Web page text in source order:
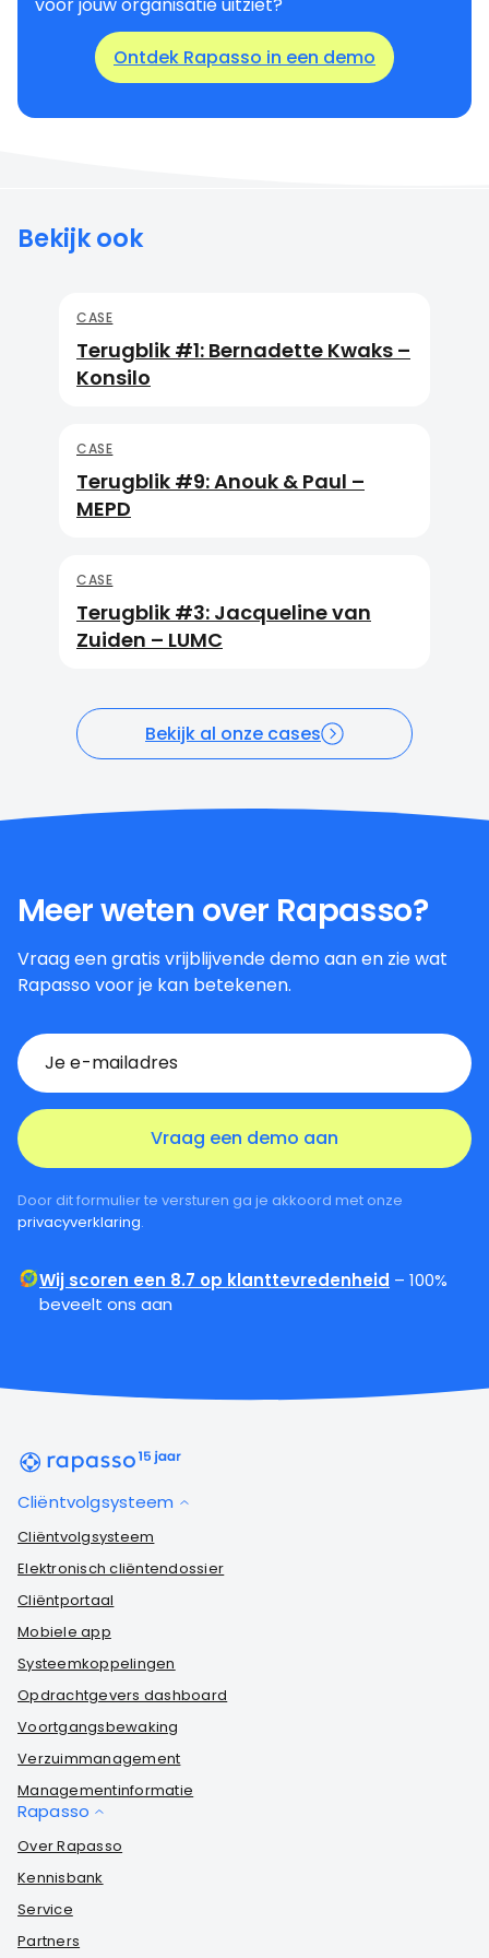
voor jouw organisatie uitziet?
Ontdek Rapasso in een demo
Bekijk ook
CASE
Terugblik #1: Bernadette Kwaks –
Konsilo
CASE
Terugblik #9: Anouk & Paul –
MEPD
CASE
Terugblik #3: Jacqueline van
Zuiden – LUMC
Bekijk al onze cases
Meer weten over Rapasso?
Vraag een gratis vrijblijvende demo aan en zie wat
Rapasso voor je kan betekenen.
Door dit formulier te versturen ga je akkoord met onze
privacyverklaring.
Wij scoren een 8.7 op klanttevredenheid – 100%
beveelt ons aan
Cliëntvolgsysteem
Cliëntvolgsysteem
Elektronisch cliëntendossier
Cliëntportaal
Mobiele app
Systeemkoppelingen
Opdrachtgevers dashboard
Voortgangsbewaking
Verzuimmanagement
Managementinformatie
Rapasso
Over Rapasso
Kennisbank
Service
Partners